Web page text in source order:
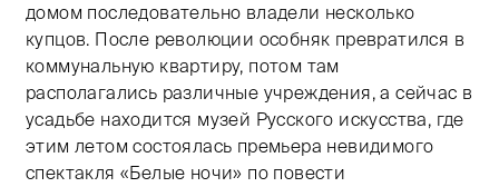
домом последовательно владели несколько
купцов. После революции особняк превратился в
коммунальную квартиру, потом там
располагались различные учреждения, а сейчас в
усадьбе находится музей Русского искусства, где
этим летом состоялась премьера невидимого
спектакля «Белые ночи» по повести